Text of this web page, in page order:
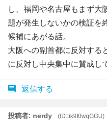
し、福岡や名古屋もまず大
題が発生しないかの検証を
候補にあがる話。
大阪への副首都に反対する
に反対し中央集中に賛成し
返信する
投稿者: nerdy
(ID:tik9I0wqGGU)